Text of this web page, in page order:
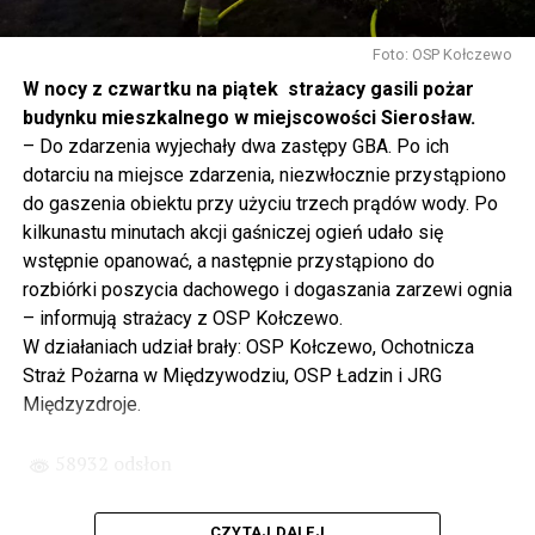
Gdyby nie determinacja rządu Prawa i Sprawiedliwości,
to tunel pod Świną do dzisiaj byłby w sferze
projektowania i dyskusji. Ważny tutaj był wkład
samorządu, ale to rząd PiS podjął w tej sprawie
najważniejsze decyzje. Powstał dzięki ogromnej
determinacji rządu najpierw Pani Premier Beaty Szydło,
a następnie Pana Premiera Mateusza Morawieckiego.
Chciałbym podziękować Panu Premierowi za to jak
osobiście pilnował powstania tej inwestycji. Cieszymy
się, że turyści również korzystają z tunelu, cieszymy się,
że wśród tych 4 milionów samochodów, które
przejechały już otwartym tunelem w Świnoujściu,
przyjechało tutaj do nas tak wielu turystów z zagranicy
– powiedział Wiceprezes PiS Joachim Brudziński w
zainwestowano ogromne pieniądze w modernizację
Foto: OSP Kołczewo
W nocy z czwartku na piątek strażacy gasili pożar
budynku mieszkalnego w miejscowości Sierosław.
– Do zdarzenia wyjechały dwa zastępy GBA. Po ich
dotarciu na miejsce zdarzenia, niezwłocznie przystąpiono
do gaszenia obiektu przy użyciu trzech prądów wody. Po
kilkunastu minutach akcji gaśniczej ogień udało się
wstępnie opanować, a następnie przystąpiono do
rozbiórki poszycia dachowego i dogaszania zarzewi ognia
– informują strażacy z OSP Kołczewo.
W działaniach udział brały: OSP Kołczewo, Ochotnicza
Straż Pożarna w Międzywodziu, OSP Ładzin i JRG
Międzyzdroje.